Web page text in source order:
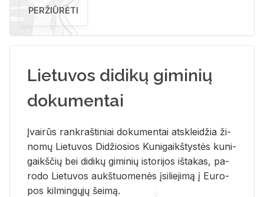
PERŽIŪRĖTI
Lietuvos didikų giminių
dokumentai
Įvai­rūs rank­raš­ti­niai do­ku­men­tai at­sklei­džia ži­
no­mų Lie­tu­vos Di­džio­sios Ku­ni­gaikš­tys­tės ku­ni­
gaikš­čių bei di­di­kų gi­mi­nių is­to­ri­jos iš­ta­kas, pa­
ro­do Lie­tu­vos aukš­tuo­me­nės įsi­lie­ji­mą į Eu­ro­
pos kil­min­gų­jų šei­mą.